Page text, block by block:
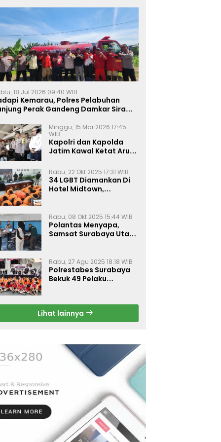
18 Jul 2026 09:40 WIB
Kemarau, Polres Pelabuhan
Perak Gandeng Damkar Siram
Minggu, 15 Mar 2026 17:45
WIB
Kapolri dan Kapolda
Jatim Kawal Ketat Arus
Rabu, 22 Okt 2025 17:31 WIB
34 LGBT Diamankan Di
Hotel Midtown,
Rabu, 08 Okt 2025 15:44 WIB
Polantas Menyapa,
Samsat Surabaya Utara
Rabu, 27 Agu 2025 18:18 WIB
Polrestabes Surabaya
Bekuk 49 Pelaku
Gratis
Lihat lainnya